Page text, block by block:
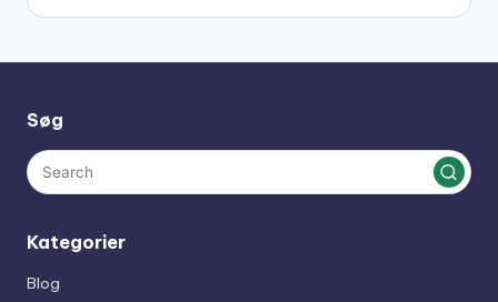
Søg
Kategorier
Blog